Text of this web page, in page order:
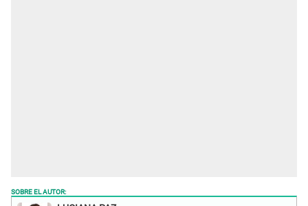
SOBRE EL AUTOR: